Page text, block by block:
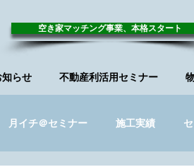
空き家マッチング事業、本格スタート
知らせ 不動産利活用セミナー
月イチ＠セミナー 施工実績